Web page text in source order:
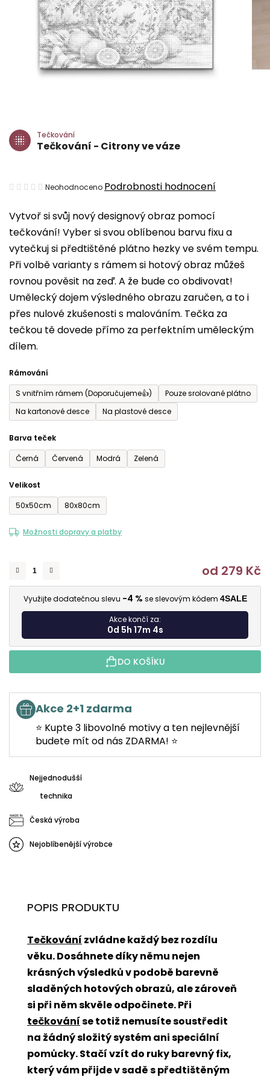
Vytvoř si svůj nový designový obraz pomocí
tečkování! Vyber si svou oblíbenou barvu fixu a
vytečkuj si předtištěné plátno hezky ve svém tempu.
Při volbě varianty s rámem si hotový obraz můžeš
rovnou pověsit na zeď. A že bude co obdivovat!
Umělecký dojem výsledného obrazu zaručen, a to i
přes nulové zkušenosti s malováním. Tečka za
tečkou tě dovede přímo za perfektním uměleckým
dílem.
Rámování
S vnitřním rámem (Doporučujeme👍)
Pouze srolované plátno
Na kartonové desce
Na plastové desce
Barva teček
Černá
Červená Modrá Zelená
Velikost
50x50cm
80x80cm
Možnosti dopravy a platby
od 279 Kč
Využijte dodatečnou slevu -4 % se slevovým kódem 4SALE
Akce končí za:
0d 5h 17m 4s
DO KOŠÍKU
Akce 2+1 zdarma
⭐ Kupte 3 libovolné motivy a ten nejlevnější
budete mít od nás ZDARMA! ⭐
Nejjednodušší
technika
Česká výroba
Nejoblíbenější výrobce
Tečkování
Tečkování - Citrony ve váze
Průměrné
produktu
je
0,0
z
5
hvězdiček.
Neohodnoceno Podrobnosti hodnocení
POPIS PRODUKTU
Tečkování zvládne každý bez rozdílu
věku. Dosáhnete díky němu nejen
krásných výsledků v podobě barevně
sladěných hotových obrazů, ale zároveň
si při něm skvěle odpočinete. Při
tečkováníse totiž nemusíte soustředit
na žádný složitý systém ani speciální
pomůcky. Stačí vzít do ruky barevný fix,
který vám přijde v sadě s předtištěným